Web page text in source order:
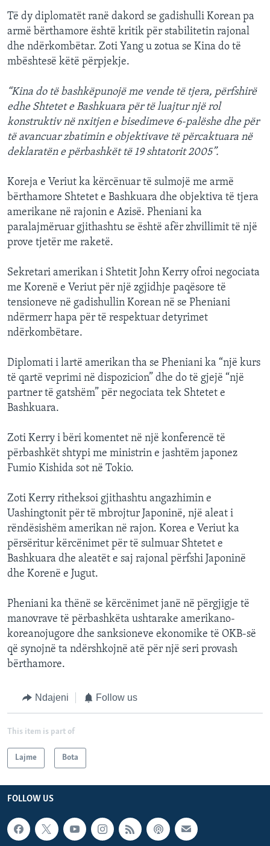
Të dy diplomatët ranë dakord se gadishulli Korean pa
armë bërthamore është kritik për stabilitetin rajonal
dhe ndërkombëtar. Zoti Yang u zotua se Kina do të
mbështesë këtë përpjekje.
“Kina do të bashkëpunojë me vende të tjera, përfshirë
edhe Shtetet e Bashkuara për të luajtur një rol
konstruktiv në nxitjen e bisedimeve 6-palëshe dhe për
të avancuar zbatimin e objektivave të përcaktuara në
deklaratën e përbashkët të 19 shtatorit 2005”.
Koreja e Veriut ka kërcënuar të sulmojë me armë
bërthamore Shtetet e Bashkuara dhe objektiva të tjera
amerikane në rajonin e Azisë. Pheniani ka
paralajmëruar gjithashtu se është afër zhvillimit të një
prove tjetër me raketë.
Sekretari amerikan i Shtetit John Kerry ofroi negociata
me Korenë e Veriut për një zgjidhje paqësore të
tensioneve në gadishullin Korean në se Pheniani
ndërmerr hapa për të respektuar detyrimet
ndërkombëtare.
Diplomati i lartë amerikan tha se Pheniani ka “një kurs
të qartë veprimi në dispozicion” dhe do të gjejë “një
partner të gatshëm” për negociata tek Shtetet e
Bashkuara.
Zoti Kerry i bëri komentet në një konferencë të
përbashkët shtypi me ministrin e jashtëm japonez
Fumio Kishida sot në Tokio.
Zoti Kerry ritheksoi gjithashtu angazhimin e
Uashingtonit për të mbrojtur Japoninë, një aleat i
rëndësishëm amerikan në rajon. Korea e Veriut ka
përsëritur kërcënimet për të sulmuar Shtetet e
Bashkuara dhe aleatët e saj rajonal përfshi Japoninë
dhe Korenë e Jugut.
Pheniani ka thënë se kërcënimet janë në përgjigje të
manovrave të përbashkëta ushtarake amerikano-
koreanojugore dhe sanksioneve ekonomike të OKB-së
që synojnë ta ndërshkojnë atë për një seri provash
bërthamore.
Ndajeni Follow us
This item is part of
Lajme Bota
FOLLOW US